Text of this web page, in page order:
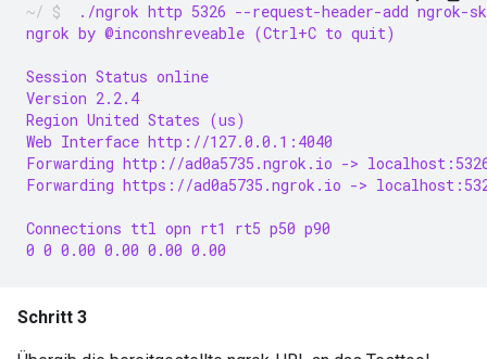
./ngrok http 5326 --request-header-add ngrok-
ngrok by @inconshreveable (Ctrl+C to quit)
Session Status online
Version 2.2.4
Region United States (us)
Web Interface http://127.0.0.1:4040
Forwarding http://ad0a5735.ngrok.io ->
Forwarding https://ad0a5735.ngrok.io ->
Connections ttl opn rt1 rt5 p50 p90
0 0 0.00 0.00 0.00 0.00
Schritt 3